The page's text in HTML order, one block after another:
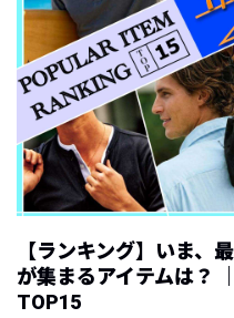
【ランキング】いま、
が集まるアイテムは？ ｜
TOP15